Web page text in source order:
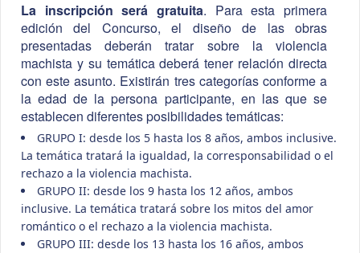
La inscripción será gratuita. Para esta primera
edición del Concurso, el diseño de las obras
presentadas deberán tratar sobre la violencia
machista y su temática deberá tener relación directa
con este asunto. Existirán tres categorías conforme a
la edad de la persona participante, en las que se
establecen diferentes posibilidades temáticas:
GRUPO I: desde los 5 hasta los 8 años, ambos inclusive.
La temática tratará la igualdad, la corresponsabilidad o el
rechazo a la violencia machista.
GRUPO II: desde los 9 hasta los 12 años, ambos
inclusive. La temática tratará sobre los mitos del amor
romántico o el rechazo a la violencia machista.
GRUPO III: desde los 13 hasta los 16 años, ambos